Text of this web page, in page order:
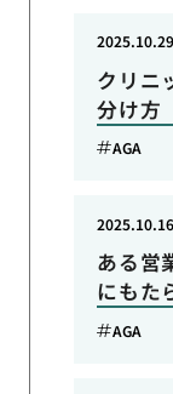
クリニ
分け方
2025.10.29
AGA
ある営
にもた
2025.10.16
AGA